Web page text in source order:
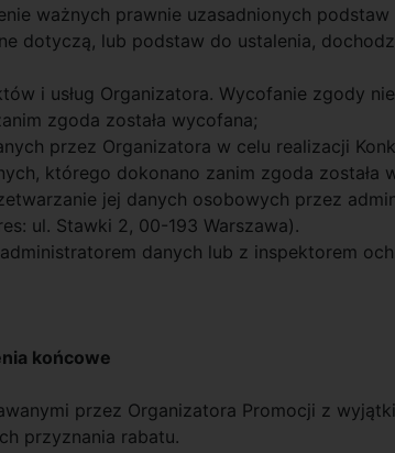
ważnych prawnie uzasadnionych
dotyczą, lub podstaw do ustalenia,
i usług Organizatora. Wycofanie zgody nie
zgoda została wycofana;
przez Organizatora w celu realizacji
którego dokonano zanim zgoda została
jej danych osobowych przez
ul. Stawki 2, 00-193 Warszawa).
danych lub z inspektorem
końcowe
przez Organizatora Promocji z
przyznania rabatu.